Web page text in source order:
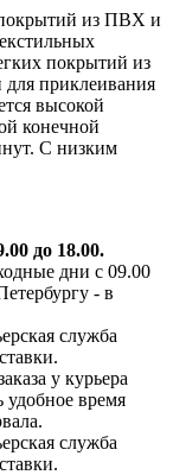
из ПВХ и
покрытий из
приклеивания
высокой
конечной
С низким
до 18.00.
дни с 09.00
- в
служба
у курьера
удобное время
служба